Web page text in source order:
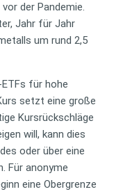
der Pandemie.
Jahr für Jahr
um rund 2,5
für hohe
setzt eine große
Kursrückschläge
will, kann dies
oder über eine
Für anonyme
eine Obergrenze